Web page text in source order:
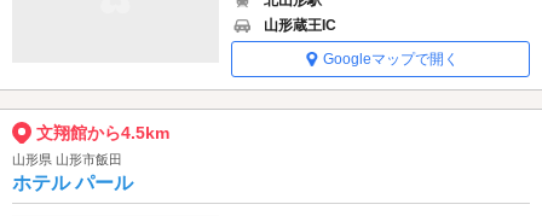
山形蔵王IC
Googleマップで開く
文翔館から4.5km
山形県 山形市飯田
ホテル パール